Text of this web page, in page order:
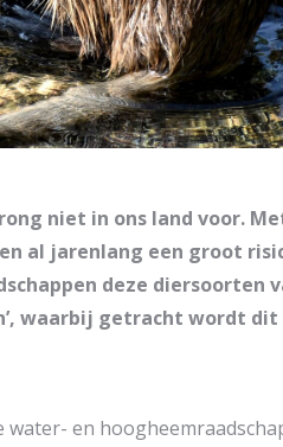
niet in ons land voor.
al jarenlang een groot
deze diersoorten
waarbij getracht wordt
water- en